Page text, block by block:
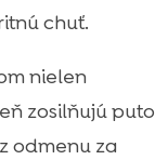
chuť.
nielen
zosilňujú puto
odmenu za